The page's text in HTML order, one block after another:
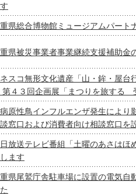
県総合博物館ミュージアムパート
県被災事業者事業継続支援補助金
スコ無形文化遺産「山・鉾・屋台
第４３回企画展「まつりを旅する
原性鳥インフルエンザ発生により
窓口および消費者向け相談窓口を
放送テレビ番組「土曜のあさはほ
ます
県尾鷲庁舎駐車場に設置の電気自